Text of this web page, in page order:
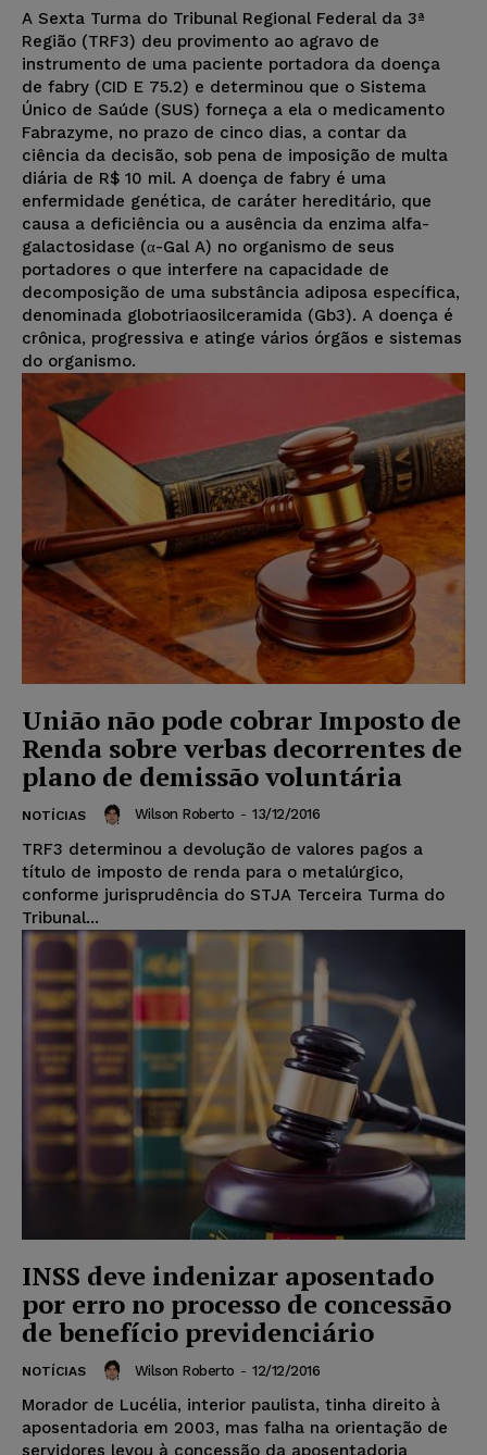
A Sexta Turma do Tribunal Regional Federal da 3ª
Região (TRF3) deu provimento ao agravo de
instrumento de uma paciente portadora da doença
de fabry (CID E 75.2) e determinou que o Sistema
Único de Saúde (SUS) forneça a ela o medicamento
Fabrazyme, no prazo de cinco dias, a contar da
ciência da decisão, sob pena de imposição de multa
diária de R$ 10 mil. A doença de fabry é uma
enfermidade genética, de caráter hereditário, que
causa a deficiência ou a ausência da enzima alfa-
galactosidase (α-Gal A) no organismo de seus
portadores o que interfere na capacidade de
decomposição de uma substância adiposa específica,
denominada globotriaosilceramida (Gb3). A doença é
crônica, progressiva e atinge vários órgãos e sistemas
do organismo.
União não pode cobrar Imposto de
Renda sobre verbas decorrentes de
plano de demissão voluntária
NOTÍCIAS Wilson Roberto - 13/12/2016
TRF3 determinou a devolução de valores pagos a
título de imposto de renda para o metalúrgico,
conforme jurisprudência do STJA Terceira Turma do
Tribunal...
INSS deve indenizar aposentado
por erro no processo de concessão
de benefício previdenciário
NOTÍCIAS Wilson Roberto - 12/12/2016
Morador de Lucélia, interior paulista, tinha direito à
aposentadoria em 2003, mas falha na orientação de
servidores levou à concessão da aposentadoria